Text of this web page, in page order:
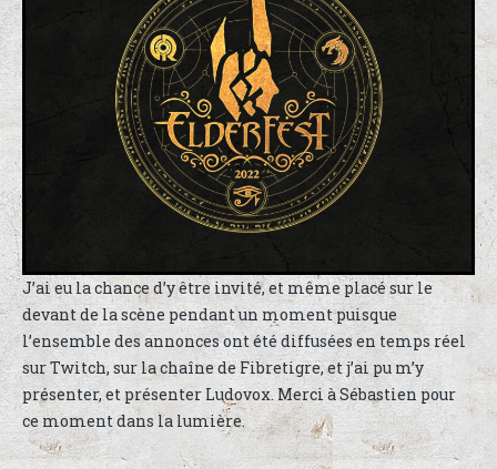
J’ai eu la chance d’y être invité, et même placé sur le
devant de la scène pendant un moment puisque
l’ensemble des annonces ont été diffusées en temps réel
sur Twitch, sur la chaîne de Fibretigre, et j’ai pu m’y
présenter, et présenter Ludovox. Merci à Sébastien pour
ce moment dans la lumière.